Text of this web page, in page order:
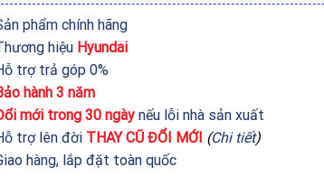
phẩm chính hãng
hiệu Hyundai
trợ trả góp 0%
hành 3 năm
mới trong 30 ngàynếu lỗi nhà sản xuất
trợ lên đời THAY CŨ ĐỔI MỚI (Chi tiết)
hàng, lắp đặt toàn quốc